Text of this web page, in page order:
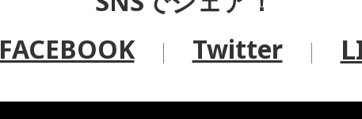
FACEBOOK
Twitter